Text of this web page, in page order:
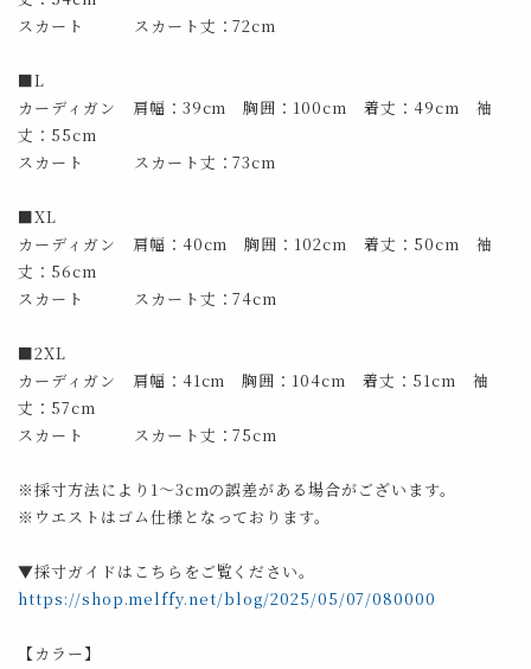
スカート スカート丈：72cm
■L
カーディガン 肩幅：39cm 胸囲：100cm 着丈：49cm 袖
丈：55cm
スカート スカート丈：73cm
■XL
カーディガン 肩幅：40cm 胸囲：102cm 着丈：50cm 袖
丈：56cm
スカート スカート丈：74cm
■2XL
カーディガン 肩幅：41cm 胸囲：104cm 着丈：51cm 袖
丈：57cm
スカート スカート丈：75cm
※採寸方法により1～3cmの誤差がある場合がございます。
※ウエストはゴム仕様となっております。
▼採寸ガイドはこちらをご覧ください。
https://shop.melffy.net/blog/2025/05/07/080000
【カラー】